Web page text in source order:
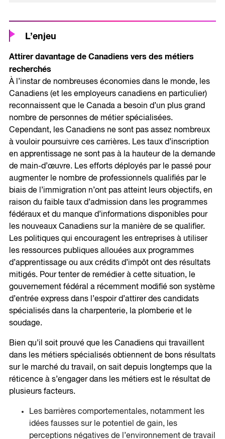
L’enjeu
Attirer davantage de Canadiens vers des métiers
recherchés
À l’instar de nombreuses économies dans le monde, les
Canadiens (et les employeurs canadiens en particulier)
reconnaissent que le Canada a besoin d’un plus grand
nombre de personnes de métier spécialisées.
Cependant, les Canadiens ne sont pas assez nombreux
à vouloir poursuivre ces carrières. Les taux d’inscription
en apprentissage ne sont pas à la hauteur de la demande
de main-d’œuvre. Les efforts déployés par le passé pour
augmenter le nombre de professionnels qualifiés par le
biais de l’immigration n’ont pas atteint leurs objectifs, en
raison du faible taux d’admission dans les programmes
fédéraux et du manque d’informations disponibles pour
les nouveaux Canadiens sur la manière de se qualifier.
Les politiques qui encouragent les entreprises à utiliser
les ressources publiques allouées aux programmes
d’apprentissage ou aux crédits d’impôt ont des résultats
mitigés. Pour tenter de remédier à cette situation, le
gouvernement fédéral a récemment modifié son système
d’entrée express dans l’espoir d’attirer des candidats
spécialisés dans la charpenterie, la plomberie et le
soudage.
Bien qu’il soit prouvé que les Canadiens qui travaillent
dans les métiers spécialisés obtiennent de bons résultats
sur le marché du travail, on sait depuis longtemps que la
réticence à s’engager dans les métiers est le résultat de
plusieurs facteurs.
Les barrières comportementales, notamment les
idées fausses sur le potentiel de gain, les
perceptions négatives de l’environnement de travail